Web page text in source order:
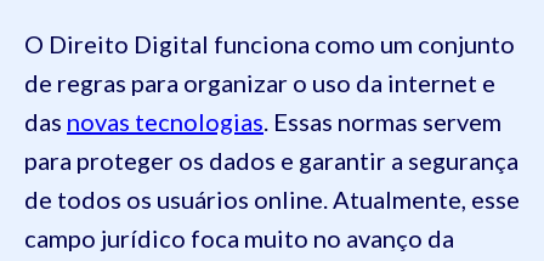
O Direito Digital funciona como um conjunto
de regras para organizar o uso da internet e
das novas tecnologias. Essas normas servem
para proteger os dados e garantir a segurança
de todos os usuários online. Atualmente, esse
campo jurídico foca muito no avanço da